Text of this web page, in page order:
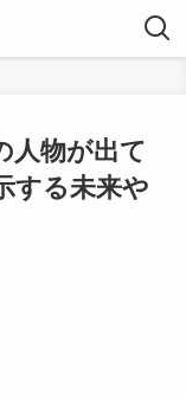
人物が出て
する未来や